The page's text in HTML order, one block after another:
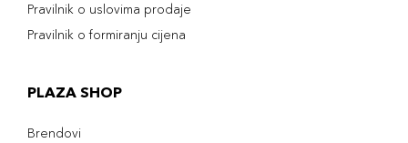
Pravilnik o uslovima prodaje
Pravilnik o formiranju cijena
PLAZA SHOP
Brendovi